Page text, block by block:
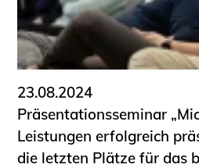
23.08.2024
Präsentationsseminar
Leistungen erfolgreich
die letzten Plätze für das